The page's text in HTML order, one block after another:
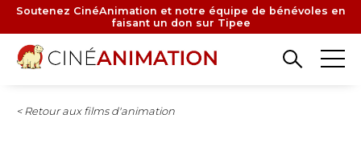
Aller
contenu
principal
Soutenez CinéAnimation et notre équipe de bénévoles en
faisant un don sur Tipee
< Retour aux films d'animation